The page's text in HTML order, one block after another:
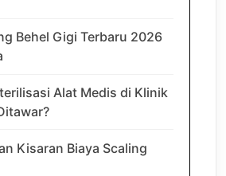
Behel Gigi Terbaru 2026
Alat Medis di Klinik
Kisaran Biaya Scaling